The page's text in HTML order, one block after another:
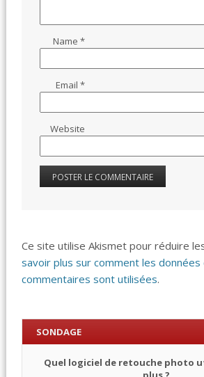
Name*
Email*
Website
Ce site utilise Akismet pour réduire
savoir plus sur comment les données
commentaires sont utilisées.
SONDAGE
Quel logiciel de retouche photo